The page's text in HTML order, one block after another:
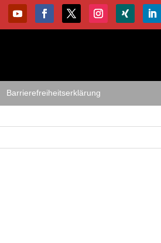
Barrierefreiheitserklärung